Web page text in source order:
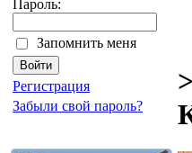
Пароль:
Запомнить меня
Регистрация
Забыли свой пароль?